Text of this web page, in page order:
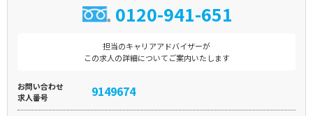
0120-941-651
担当のキャリアアドバイザーが
この求人の詳細についてご案内いたします
お問い合わせ
求人番号
9149674